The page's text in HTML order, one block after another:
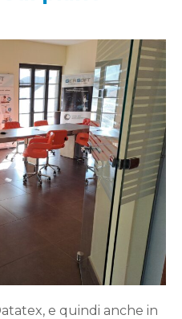
e quindi anche in